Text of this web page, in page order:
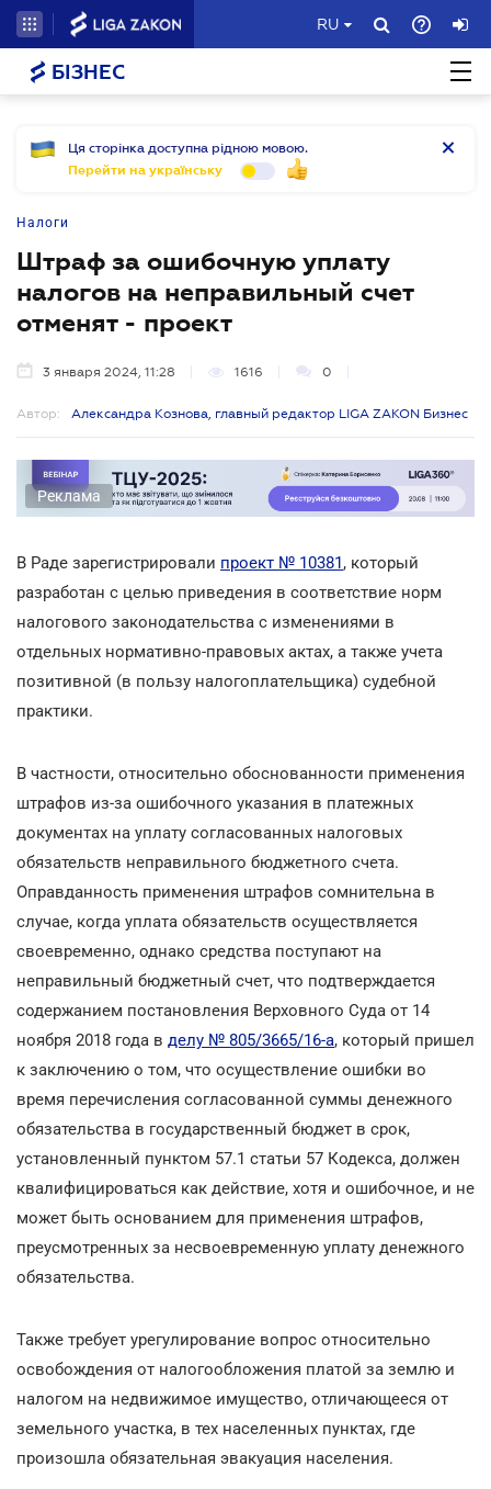
RU
БІЗНЕС
Ця сторінка доступна рідною мовою.
Перейти на українську
Налоги
Штраф за ошибочную уплату
налогов на неправильный счет
отменят - проект
3 января 2024, 11:28 1616 0
Автор: Александра Кознова, главный редактор LIGA ZAKON Бизнес
Реклама
В Раде зарегистрировали проект № 10381, который
разработан с целью приведения в соответствие норм
налогового законодательства с изменениями в
отдельных нормативно-правовых актах, а также учета
позитивной (в пользу налогоплательщика) судебной
практики.
В частности, относительно обоснованности применения
штрафов из-за ошибочного указания в платежных
документах на уплату согласованных налоговых
обязательств неправильного бюджетного счета.
Оправданность применения штрафов сомнительна в
случае, когда уплата обязательств осуществляется
своевременно, однако средства поступают на
неправильный бюджетный счет, что подтверждается
содержанием постановления Верховного Суда от 14
ноября 2018 года в делу № 805/3665/16-а, который пришел
к заключению о том, что осуществление ошибки во
время перечисления согласованной суммы денежного
обязательства в государственный бюджет в срок,
установленный пунктом 57.1 статьи 57 Кодекса, должен
квалифицироваться как действие, хотя и ошибочное, и не
может быть основанием для применения штрафов,
преусмотренных за несвоевременную уплату денежного
обязательства.
Также требует урегулирование вопрос относительно
освобождения от налогообложения платой за землю и
налогом на недвижимое имущество, отличающееся от
земельного участка, в тех населенных пунктах, где
произошла обязательная эвакуация населения.